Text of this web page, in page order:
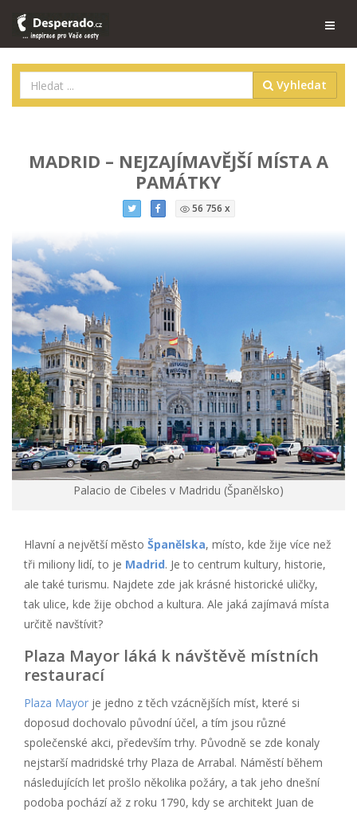
Vyhledat
MADRID – NEJZAJÍMAVĚJŠÍ MÍSTA A
PAMÁTKY
56 756 x
Palacio de Cibeles v Madridu (Španělsko)
Hlavní a největší město Španělska, místo, kde žije více než
tři miliony lidí, to je Madrid. Je to centrum kultury, historie,
ale také turismu. Najdete zde jak krásné historické uličky,
tak ulice, kde žije obchod a kultura. Ale jaká zajímavá místa
určitě navštívit?
Plaza Mayor láká k návštěvě místních
restaurací
Plaza Mayor je jedno z těch vzácnějších míst, které si
doposud dochovalo původní účel, a tím jsou různé
společenské akci, především trhy. Původně se zde konaly
nejstarší madridské trhy Plaza de Arrabal. Náměstí během
následujících let prošlo několika požáry, a tak jeho dnešní
podoba pochází až z roku 1790, kdy se architekt Juan de